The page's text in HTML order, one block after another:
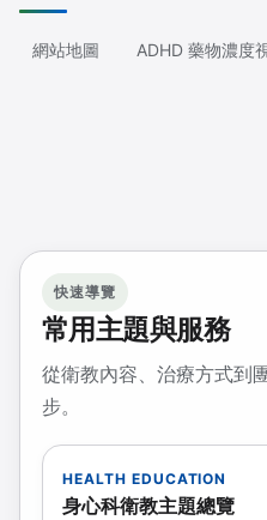
網站地圖 ADHD 藥物濃度
快速導覽
常用主題與服務
從衛教內容、治療方式到
步。
HEALTH EDUCATION
身心科衛教主題總覽